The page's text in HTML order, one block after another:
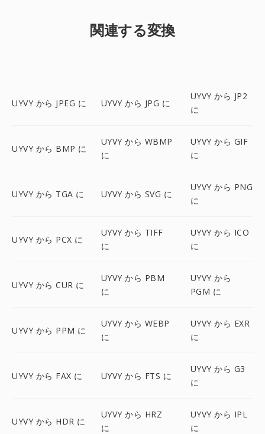
関連する変換
UYVY から JPEG に UYVY から JPG に
UYVY から JP2
に
UYVY から BMP に
UYVY から WBMP
に
UYVY から GIF
に
UYVY から TGA に UYVY から SVG に
UYVY から PNG
に
UYVY から PCX に
UYVY から TIFF
に
UYVY から ICO
に
UYVY から CUR に
UYVY から PBM
に
UYVY から
PGM に
UYVY から PPM に
UYVY から WEBP
に
UYVY から EXR
に
UYVY から FAX に UYVY から FTS に
UYVY から G3
に
UYVY から HDR に
UYVY から HRZ
に
UYVY から IPL
に